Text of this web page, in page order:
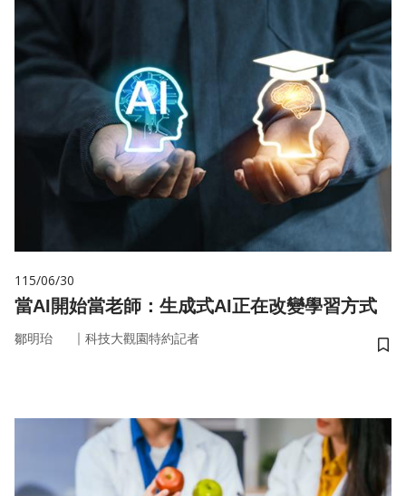
115/06/30
當AI開始當老師：生成式AI正在改變學習方式
鄒明珆 ｜ 科技大觀園特約記者
儲